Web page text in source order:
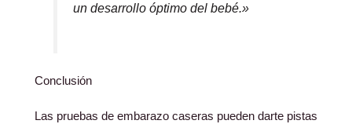
un desarrollo óptimo del bebé.»
Conclusión
Las pruebas de embarazo caseras pueden darte pistas